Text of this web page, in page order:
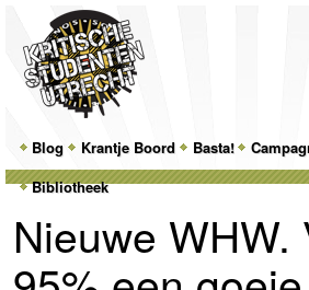
MainSkip
to
primary
Skip
to
secondary
Blog Krantje Boord Basta!
Bibliotheek
Nieuwe WHW.